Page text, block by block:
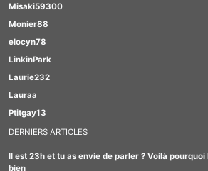
Misaki59300
Monier88
elocyn78
LinkinPark
Laurie232
Lauraa
Ptitgay13
DERNIERS ARTICLES
Il est 23h et tu as envie de parler ? Voilà
bien